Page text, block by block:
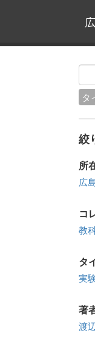
タ
絞
所
広
コ
教
タ
実
著
渡